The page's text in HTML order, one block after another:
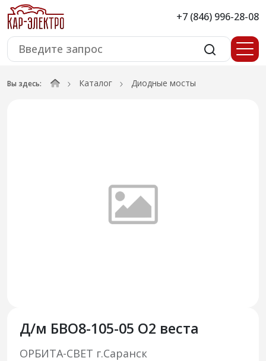
+7 (846) 996-28-08
Вы здесь: Каталог Диодные мосты
Д/м БВО8-105-05 О2 веста
ОРБИТА-СВЕТ г.Саранск